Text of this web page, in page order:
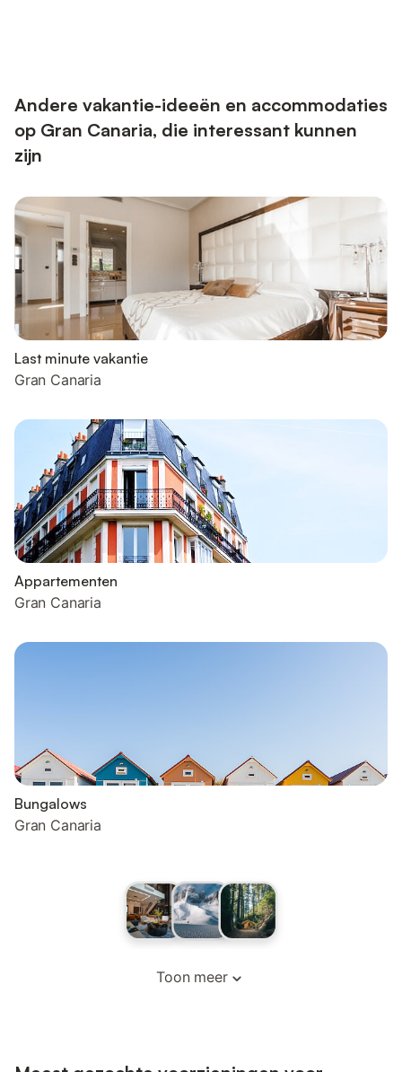
Andere vakantie-ideeën en accommodaties
op Gran Canaria, die interessant kunnen
zijn
Last minute vakantie
Gran Canaria
Appartementen
Gran Canaria
Bungalows
Gran Canaria
Toon meer